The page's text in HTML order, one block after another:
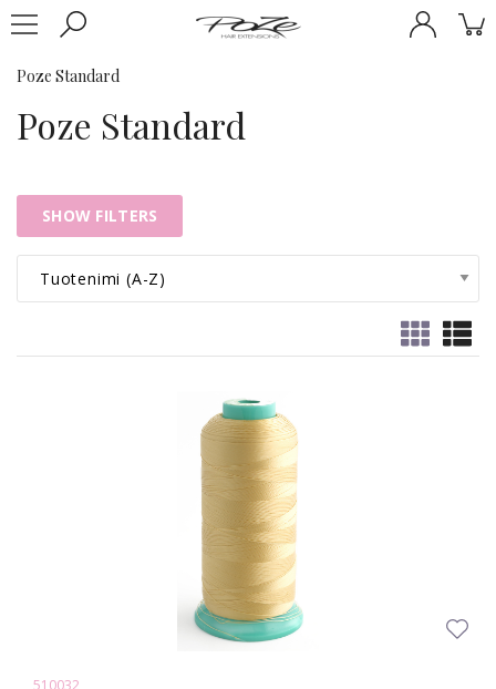
Poze Standard
Poze Standard
SHOW FILTERS